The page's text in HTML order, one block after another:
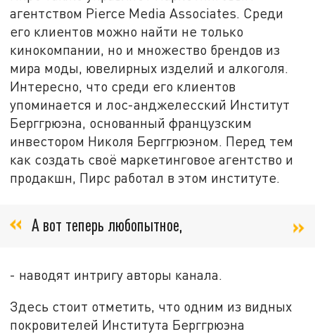
агентством Pierce Media Associates. Среди
его клиентов можно найти не только
кинокомпании, но и множество брендов из
мира моды, ювелирных изделий и алкоголя.
Интересно, что среди его клиентов
упоминается и лос-анджелесский Институт
Берггрюэна, основанный французским
инвестором Николя Берггрюэном. Перед тем
как создать своё маркетинговое агентство и
продакшн, Пирс работал в этом институте.
А вот теперь любопытное,
- наводят интригу авторы канала.
Здесь стоит отметить, что одним из видных
покровителей Института Берггрюэна